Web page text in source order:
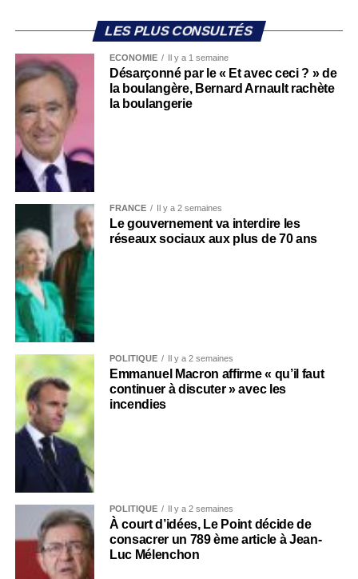
LES PLUS CONSULTÉS
ECONOMIE Il y a 1 semaine
Désarçonné par le « Et avec ceci ? » de
la boulangère, Bernard Arnault rachète
la boulangerie
FRANCE Il y a 2 semaines
Le gouvernement va interdire les
réseaux sociaux aux plus de 70 ans
POLITIQUE Il y a 2 semaines
Emmanuel Macron affirme « qu’il faut
continuer à discuter » avec les
incendies
POLITIQUE Il y a 2 semaines
À court d’idées, Le Point décide de
consacrer un 789 ème article à Jean-
Luc Mélenchon